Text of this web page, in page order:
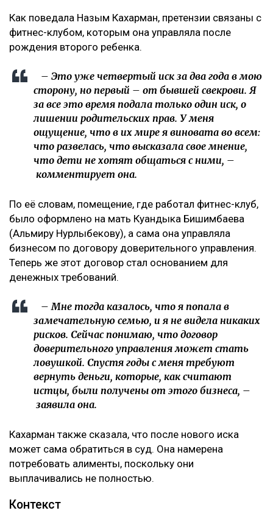
Как поведала Назым Кахарман, претензии связаны с
фитнес-клубом, которым она управляла после
рождения второго ребенка.
– Это уже четвертый иск за два года в мою
сторону, но первый – от бывшей свекрови. Я
за все это время подала только один иск, о
лишении родительских прав. У меня
ощущение, что в их мире я виновата во всем:
что развелась, что высказала свое мнение,
что дети не хотят общаться с ними, –
комментирует она.
По её словам, помещение, где работал фитнес-клуб,
было оформлено на мать Куандыка Бишимбаева
(Альмиру Нурлыбекову), а сама она управляла
бизнесом по договору доверительного управления.
Теперь же этот договор стал основанием для
денежных требований.
– Мне тогда казалось, что я попала в
замечательную семью, и я не видела никаких
рисков. Сейчас понимаю, что договор
доверительного управления может стать
ловушкой. Спустя годы с меня требуют
вернуть деньги, которые, как считают
истцы, были получены от этого бизнеса, –
заявила она.
Кахарман также сказала, что после нового иска
может сама обратиться в суд. Она намерена
потребовать алименты, поскольку они
выплачивались не полностью.
Контекст